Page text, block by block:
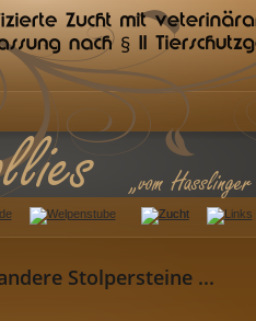
Stolpersteine ...
„vom